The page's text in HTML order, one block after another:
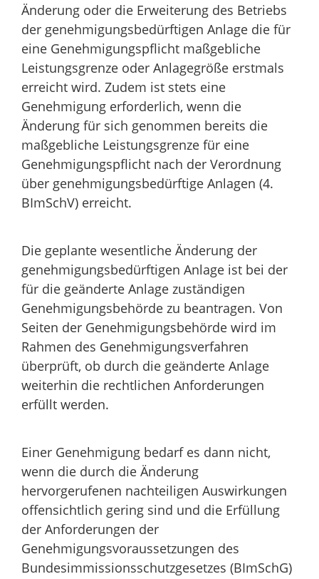
Änderung oder die Erweiterung des Betriebs
der genehmigungsbedürftigen Anlage die für
eine Genehmigungspflicht maßgebliche
Leistungsgrenze oder Anlagegröße erstmals
erreicht wird. Zudem ist stets eine
Genehmigung erforderlich, wenn die
Änderung für sich genommen bereits die
maßgebliche Leistungsgrenze für eine
Genehmigungspflicht nach der Verordnung
über genehmigungsbedürftige Anlagen (4.
BImSchV) erreicht.
Die geplante wesentliche Änderung der
genehmigungsbedürftigen Anlage ist bei der
für die geänderte Anlage zuständigen
Genehmigungsbehörde zu beantragen. Von
Seiten der Genehmigungsbehörde wird im
Rahmen des Genehmigungsverfahren
überprüft, ob durch die geänderte Anlage
weiterhin die rechtlichen Anforderungen
erfüllt werden.
Einer Genehmigung bedarf es dann nicht,
wenn die durch die Änderung
hervorgerufenen nachteiligen Auswirkungen
offensichtlich gering sind und die Erfüllung
der Anforderungen der
Genehmigungsvoraussetzungen des
Bundesimmissionsschutzgesetzes (BImSchG)